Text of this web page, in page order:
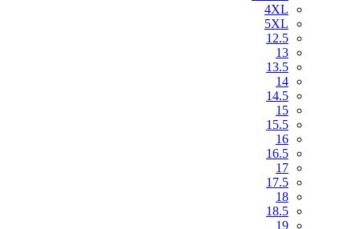
4XL
5XL
12.5
13
13.5
14
14.5
15
15.5
16
16.5
17
17.5
18
18.5
19